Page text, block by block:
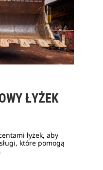
ŁYŻEK
łyżek, aby
które pomogą